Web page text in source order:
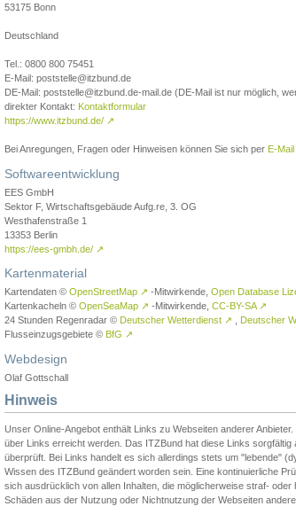
53175 Bonn
Deutschland
Tel.: 0800 800 75451
E-Mail: poststelle@itzbund.de
DE-Mail: poststelle@itzbund.de-mail.de (DE-Mail ist nur möglich,
direkter Kontakt: Kontaktformular
https://www.itzbund.de/ ↗
Bei Anregungen, Fragen oder Hinweisen können Sie sich per E-Mail
Softwareentwicklung
EES GmbH
Sektor F, Wirtschaftsgebäude Aufg.re, 3. OG
Westhafenstraße 1
13353 Berlin
https://ees-gmbh.de/ ↗
Kartenmaterial
Kartendaten © OpenStreetMap ↗ -Mitwirkende, Open Database
Kartenkacheln © OpenSeaMap ↗ -Mitwirkende, CC-BY-SA ↗
24 Stunden Regenradar © Deutscher Wetterdienst ↗ Deutscher
Flusseinzugsgebiete © BfG ↗
Webdesign
Olaf Gottschall
Hinweis
Unser Online-Angebot enthält Links zu Webseiten anderer
über Links erreicht werden. Das ITZBund hat diese Links
überprüft. Bei Links handelt es sich allerdings stets um "lebende"
Wissen des ITZBund geändert worden sein. Eine kontinuierliche
sich ausdrücklich von allen Inhalten, die möglicherweise straf-
Schäden aus der Nutzung oder Nichtnutzung der Webseiten